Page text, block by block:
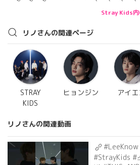
Stray Kids内
リノさんの関連ページ
STRAY
KIDS
ヒョンジン アイエ
リノさんの関連動画
#StrayKids #